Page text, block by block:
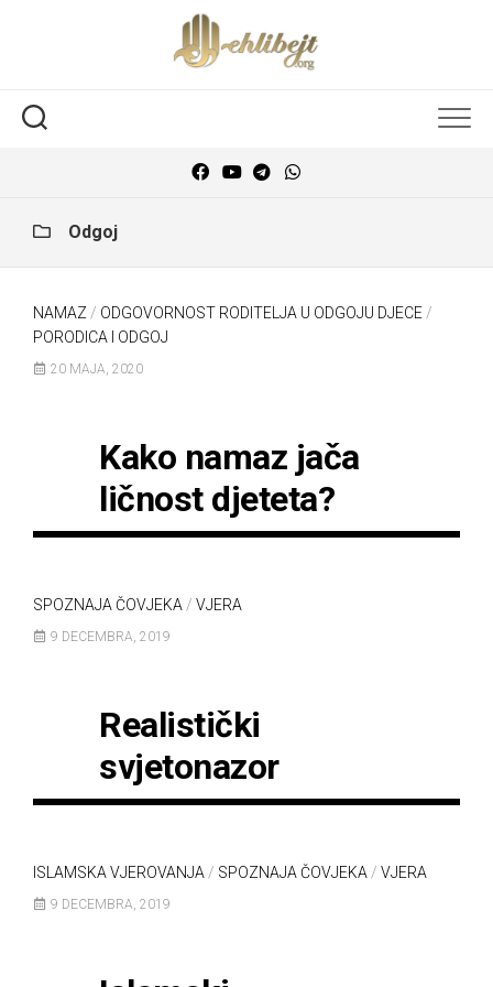
Odgoj
NAMAZ / ODGOVORNOST RODITELJA U ODGOJU DJECE /
PORODICA I ODGOJ
20 MAJA, 2020
Kako namaz jača
ličnost djeteta?
SPOZNAJA ČOVJEKA / VJERA
9 DECEMBRA, 2019
Realistički
svjetonazor
ISLAMSKA VJEROVANJA / SPOZNAJA ČOVJEKA / VJERA
9 DECEMBRA, 2019